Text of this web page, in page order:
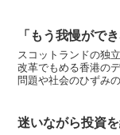
「もう我慢がで
スコットランドの独
改革でもめる香港の
問題や社会のひずみ
迷いながら投資